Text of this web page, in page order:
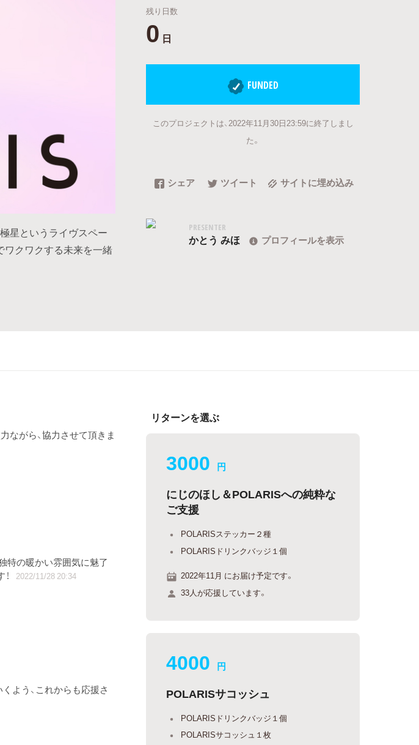
星というライヴスペー
ワクワクする未来を一緒
残り日数
0 日
FUNDED
このプロジェクトは、2022年11月30日23:59に終了しまし
た。
シェア ツイート サイトに埋め込み
PRESENTER
かとう みほ プロフィールを表示
ながら、協力させて頂きま
特の暖かい雰囲気に魅了
2022/11/28 20:34
よう、これからも応援さ
リターンを選ぶ
3000 円
にじのほし＆POLARISへの純粋な
ご支援
POLARISステッカー２種
POLARISドリンクバッジ１個
2022年11月 にお届け予定です。
33人が応援しています。
4000 円
POLARISサコッシュ
POLARISドリンクバッジ１個
POLARISサコッシュ１枚